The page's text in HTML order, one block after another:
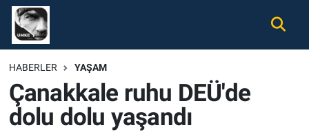
HABERLER YAŞAM
Çanakkale ruhu DEÜ'de
dolu dolu yaşandı
Gündem
Ekonomi
Spor
Nöbetçi Eczaneler
Hava Durumu
Namaz Vakitleri